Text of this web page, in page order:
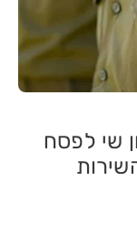
שי לפסח